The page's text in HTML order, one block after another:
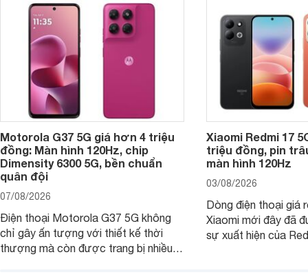
Motorola G37 5G giá hơn 4 triệu
đồng: Màn hình 120Hz, chip
Dimensity 6300 5G, bền chuẩn
quân đội
07/08/2026
Điện thoại Motorola G37 5G không
chỉ gây ấn tượng với thiết kế thời
thượng mà còn được trang bị nhiều
Xiaomi Redmi 17
triệu đồng, pin
màn hình 120Hz
03/08/2026
Dòng điện thoại giá
Xiaomi mới đây đã
sự xuất hiện của